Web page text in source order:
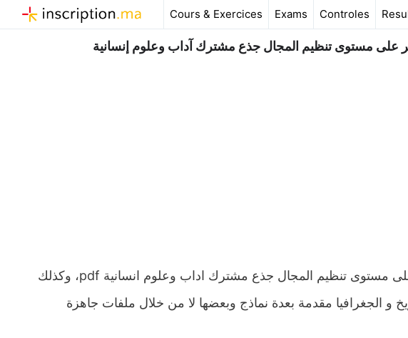
au
Cours & Exercices Exams Controles
على مستوى تنظيم المجال جذع مشترك آداب وعلوم إنسانية
ملخص و تمارين وحلول درس الإجراءات والتدابير على مستوى تنظيم المجال جذع مشترك اداب وعلوم انسانية pdf، وكذلك
و الجغرافيا مقدمة بعدة نماذج وبعضها لا من خلال ملفات جاهزة